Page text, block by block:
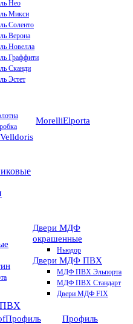
Нео
Микси
Соленто
Верона
Новелла
Граффити
Сканди
Эстет
Velldoris
MorelliElporta
Двери МДФ
окрашенные
Ньюдор
Двери МДФ ПВХ
МДФ ПВХ Эльпорта
МДФ ПВХ Стандарт
Двери МДФ FIX
ПВХ
Профиль
Профиль